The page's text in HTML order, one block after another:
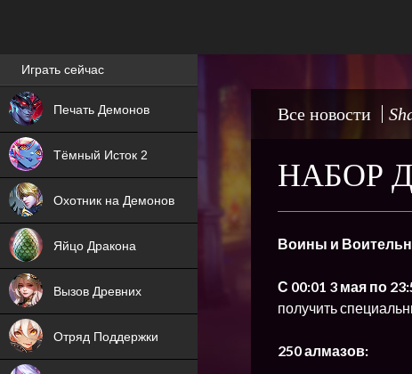
Все новости
НАБОР
Воины и
С 00:01 3 мая по
получить
250 алмазов:
Лучшие игры онлайн
Играть сейчас
Печать Демонов
NEW
Тёмный Исток 2
NEW
Охотник на Демонов
ХИТ
Яйцо Дракона
NEW
Вызов Древних
ХИТ
Отряд Поддержки
ХИТ